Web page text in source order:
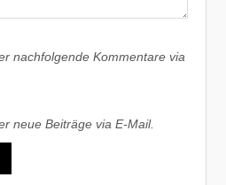
nachfolgende Kommentare via
neue Beiträge via E-Mail.